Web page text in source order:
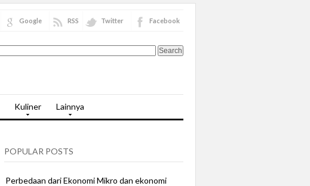
Facebook
Twitter
RSS
Google
Kuliner Lainnya
POPULAR POSTS
Perbedaan dari Ekonomi Mikro dan ekonomi